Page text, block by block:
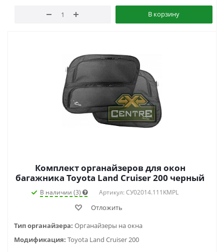
В корзину
Комплект органайзеров для окон
багажника Toyota Land Cruiser 200 черный
В наличии (3) Артикул: СУ02014.111KMPL
Отложить
Тип органайзера: Органайзеры на окна
Модификация: Toyota Land Cruiser 200